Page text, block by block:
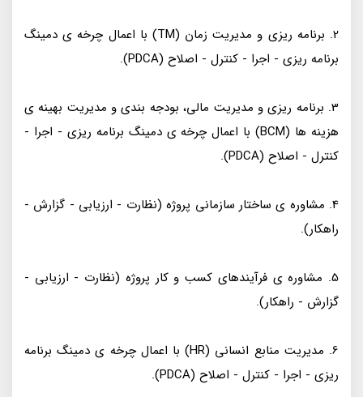
2. برنامه ریزی و مدیریت زمان (TM) با اعمال چرخه ی دمینگ
برنامه ریزی - اجرا - کنترل - اصلاح (PDCA).
3. برنامه ریزی و مدیریت مالی، بودجه بندی و مدیریت بهینه ی
هزینه ها (BCM) با اعمال چرخه ی دمینگ برنامه ریزی - اجرا -
کنترل - اصلاح (PDCA).
4. مشاوره ی ساختار سازمانی پروژه (نظارت - ارزیابی - گزارش -
راهکار).
5. مشاوره ی فرآیندهای کسب و کار پروژه (نظارت - ارزیابی -
گزارش - راهکار).
6. مدیریت منابع انسانی (HR) با اعمال چرخه ی دمینگ برنامه
ریزی - اجرا - کنترل - اصلاح (PDCA).